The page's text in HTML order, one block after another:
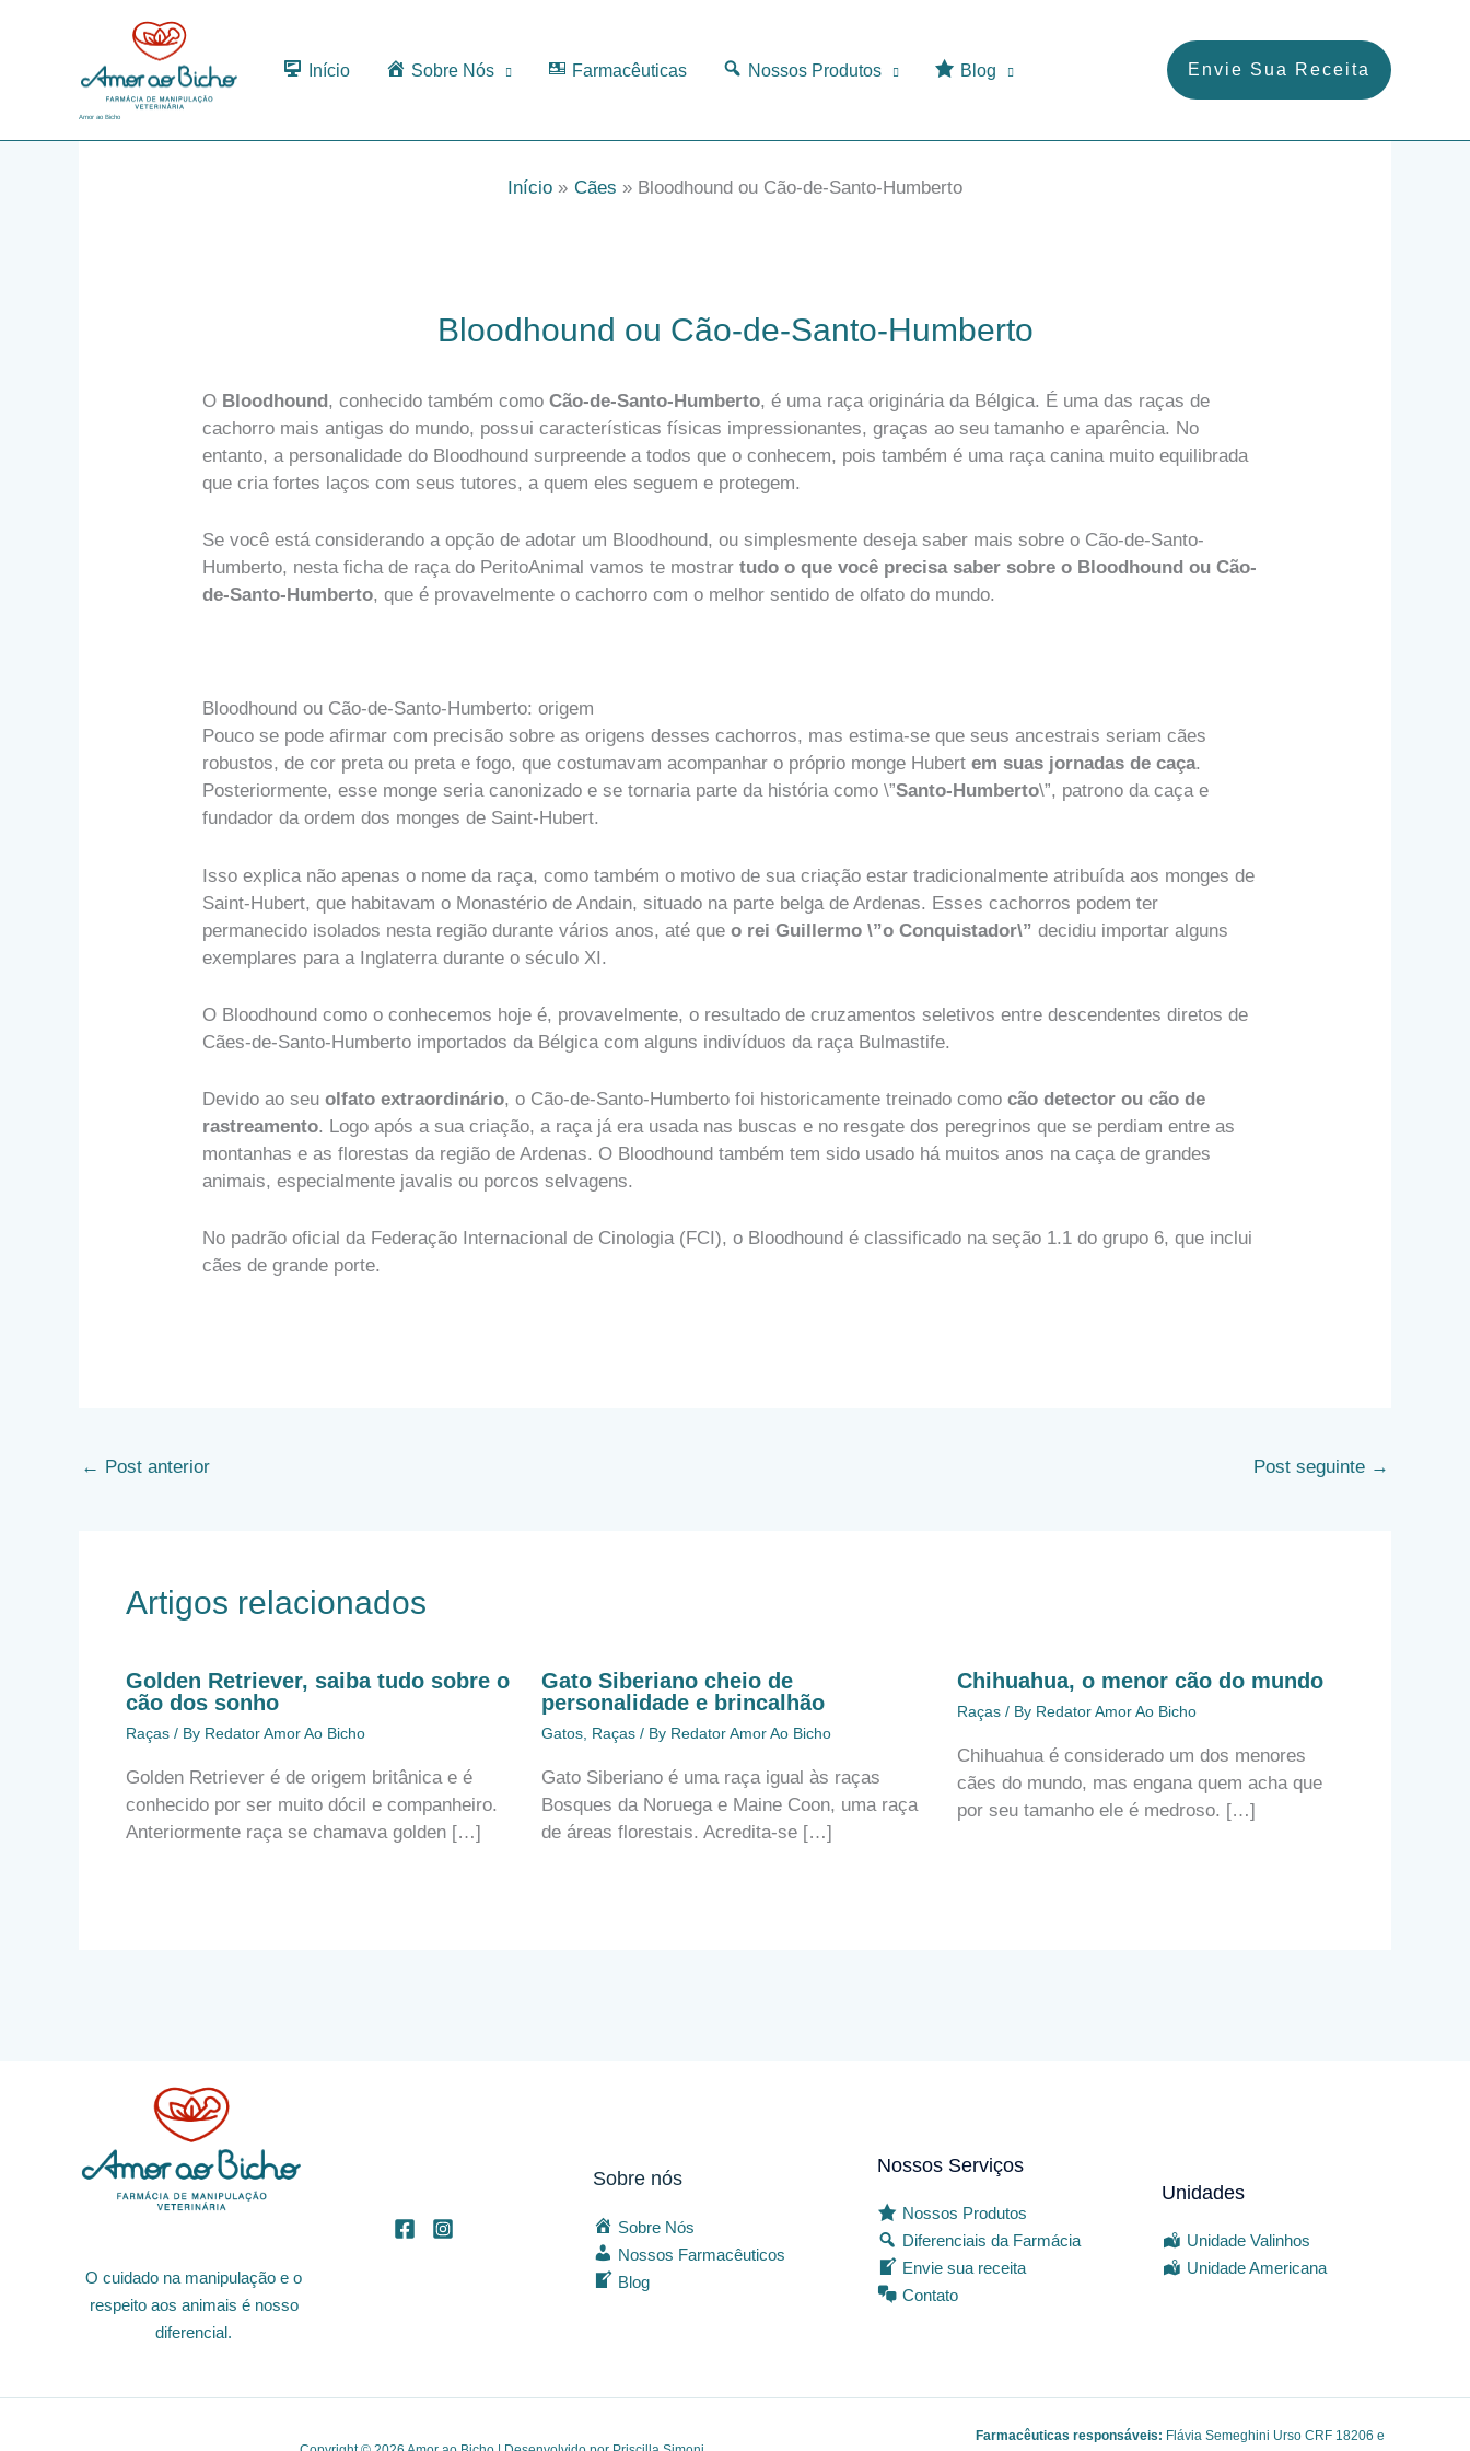
Amor ao Bicho
Início Sobre Nós Farmacêuticas Nossos Produtos Blog Envie Sua Receita
Início Cães Bloodhound ou Cão-de-Santo-Humberto
Bloodhound ou Cão-de-Santo-Humberto
O Bloodhound, conhecido também como Cão-de-Santo-Humberto, é uma raça originária da Bélgica. É uma das raças de
cachorro mais antigas do mundo, possui características físicas impressionantes, graças ao seu tamanho e aparência. No
entanto, a personalidade do Bloodhound surpreende a todos que o conhecem, pois também é uma raça canina muito equilibrada
que cria fortes laços com seus tutores, a quem eles seguem e protegem.
Se você está considerando a opção de adotar um Bloodhound, ou simplesmente deseja saber mais sobre o Cão-de-Santo-
Humberto, nesta ficha de raça do PeritoAnimal vamos te mostrartudo o que você precisa saber sobre o Bloodhound ou Cão-
de-Santo-Humberto, que é provavelmente o cachorro com o melhor sentido de olfato do mundo.
Bloodhound ou Cão-de-Santo-Humberto: origem
Pouco se pode afirmar com precisão sobre as origens desses cachorros, mas estima-se que seus ancestrais seriam cães
robustos, de cor preta ou preta e fogo, que costumavam acompanhar o próprio monge Hubert em suas jornadas de caça.
Posteriormente, esse monge seria canonizado e se tornaria parte da história como \”Santo-Humberto\”, patrono da caça e
fundador da ordem dos monges de Saint-Hubert.
Isso explica não apenas o nome da raça, como também o motivo de sua criação estar tradicionalmente atribuída aos monges de
Saint-Hubert, que habitavam o Monastério de Andain, situado na parte belga de Ardenas. Esses cachorros podem ter
permanecido isolados nesta região durante vários anos, até queo rei Guillermo \”o Conquistador\” decidiu importar alguns
exemplares para a Inglaterra durante o século XI.
O Bloodhound como o conhecemos hoje é, provavelmente, o resultado de cruzamentos seletivos entre descendentes diretos de
Cães-de-Santo-Humberto importados da Bélgica com alguns indivíduos da raça Bulmastife.
Devido ao seuolfato extraordinário, o Cão-de-Santo-Humberto foi historicamente treinado comocão detector ou cão de
rastreamento. Logo após a sua criação, a raça já era usada nas buscas e no resgate dos peregrinos que se perdiam entre as
montanhas e as florestas da região de Ardenas. O Bloodhound também tem sido usado há muitos anos na caça de grandes
animais, especialmente javalis ou porcos selvagens.
No padrão oficial da Federação Internacional de Cinologia (FCI), o Bloodhound é classificado na seção 1.1 do grupo 6, que inclui
cães de grande porte.
← Post anterior Post seguinte →
Artigos relacionados
Golden Retriever, saiba tudo sobre o
cão dos sonho
Raças/ By Redator Amor Ao Bicho
Golden Retriever é de origem britânica e é
conhecido por ser muito dócil e companheiro.
Anteriormente raça se chamava golden […]
Gato Siberiano cheio de
personalidade e brincalhão
Gatos, Raças/ By Redator Amor Ao Bicho
Gato Siberiano é uma raça igual às raças
Bosques da Noruega e Maine Coon, uma raça
de áreas florestais. Acredita-se […]
Chihuahua, o menor cão do mundo
Raças/ By Redator Amor Ao Bicho
Chihuahua é considerado um dos menores
cães do mundo, mas engana quem acha que
por seu tamanho ele é medroso. […]
O cuidado na manipulação e o
respeito aos animais é nosso
diferencial.
Sobre nós
Sobre Nós
Nossos Farmacêuticos
Blog
Nossos Serviços
Nossos Produtos
Diferenciais da Farmácia
Envie sua receita
Contato
Unidades
Unidade Valinhos
Unidade Americana
Farmacêuticas responsáveis: Flávia Semeghini Urso CRF 18206 e